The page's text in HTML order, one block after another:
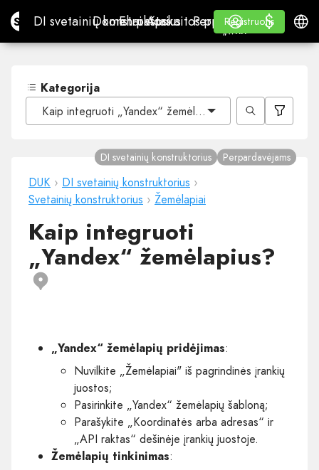
Site.proDI svetainių konstruktorius
DI svetainių konstruktorius
Domenai
DomenaiEl. paštas
El. paštasApskaitos programa
Apskaitos programa
Perpardavėjams
„WHITE LABEL“
Mokymasis
Mokymasis
Registruotis
Registruotis
Prisijungti
$
$
Kategorija
Kaip integruoti „Yandex“ žemėlapius?
DUK › DI svetainių konstruktorius ›
Svetainių konstruktorius › Žemėlapiai
DI svetainių konstruktorius Perpardavėjams
Kaip integruoti
„Yandex“ žemėlapius?
„Yandex“ žemėlapių pridėjimas:
Nuvilkite „Žemėlapiai" iš pagrindinės įrankių
juostos;
Pasirinkite „Yandex“ žemėlapių šabloną;
Parašykite „Koordinatės arba adresas“ ir
„API raktas“ dešinėje įrankių juostoje.
Žemėlapių tinkinimas: